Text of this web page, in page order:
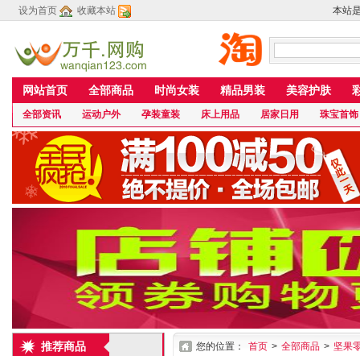
设为首页 收藏本站 本站
网站首页 全部商品 时尚女装 精品男装 美容护肤
全部资讯 运动户外 孕装童装 床上用品 居家日用 珠宝首饰
推荐商品 您的位置： 首页 > 全部商品 > 坚果